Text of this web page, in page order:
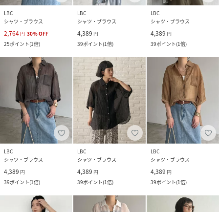
LBC
シャツ・ブラウス
2,764 円 30%OFF
25ポイント(1倍)
LBC
シャツ・ブラウス
4,389 円
39ポイント(1倍)
LBC
シャツ・ブラウス
4,389 円
39ポイント(1倍)
LBC
シャツ・ブラウス
4,389 円
39ポイント(1倍)
LBC
シャツ・ブラウス
4,389 円
39ポイント(1倍)
LBC
シャツ・ブラウス
4,389 円
39ポイント(1倍)